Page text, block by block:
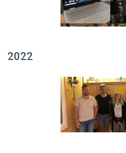
2022